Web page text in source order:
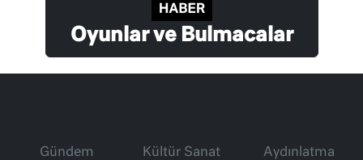
Oyunlar ve Bulmacalar
Gündem
Kültür Sanat
Aydınlatma